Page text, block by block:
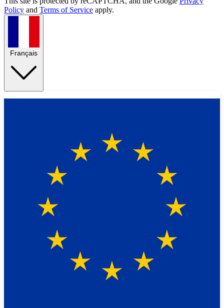
Policy and Terms of Service apply.
Français